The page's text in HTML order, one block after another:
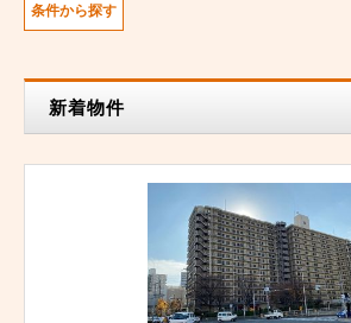
条件から探す
新着物件